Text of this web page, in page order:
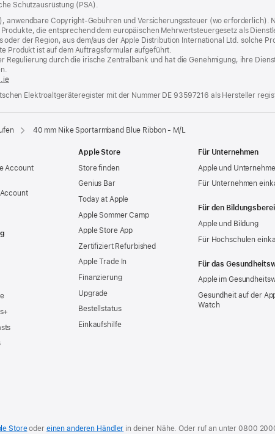
Schutzausrüstung (PSA).
anwendbare Copyright-Gebühren und Versicherungssteuer (wo erforderlich).
die entsprechend dem europäischen Mehrwertsteuergesetz als
oder der Region, aus dem/aus der Apple Distribution International Ltd. solche
Produkt ist auf dem Auftragsformular aufgeführt.
durch die irische Zentralbank und hat die Genehmigung, ihre
Elektroaltgeräteregister mit der Nummer DE 93597216 als Hersteller
40 mm Nike Sportarmband Blue Ribbon - M/L
Account
Apple Store
Store finden
Genius Bar
Today at Apple
Apple Sommer Camp
Apple Store App
Zertifiziert Refurbished
Apple Trade In
Finanzierung
Upgrade
Bestellstatus
Einkaufshilfe
Für Unternehmen
Apple und
Für Unternehmen
Für den
Apple und Bildung
Für Hochschulen
Für das
Apple im
Gesundheit auf der
Watch
Storeoder einen anderen Händler in deiner Nähe. Oder ruf an unter0800